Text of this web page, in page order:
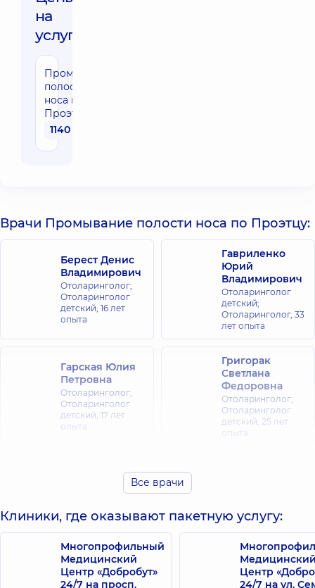
на
услуги:
Промывание
полости
носа по
Проэтцу
1140 грн
Врачи Промывание полости носа по Проэтцу:
Берест Денис
Владимирович
Отоларинголог;
Отоларинголог
детский, 16 лет
опыта
Гавриленко
Юрий
Владимирович
Отоларинголог
детский;
Отоларинголог, 33
лет опыта
Гарская Юлия
Петровна
Отоларинголог;
Отоларинголог
детский, 17 лет
опыта
Григорак
Светлана
Федоровна
Отоларинголог;
Отоларинголог
детский, 25 лет
опыта
Валериевна
Аллерголог;
14 лет
опыта
детский;
Все врачи
Клиники, где оказывают пакетную услугу:
Многопрофильный
Медицинский
Центр «Добробут»
24/7 на просп.
Центр
24/7 на ул.